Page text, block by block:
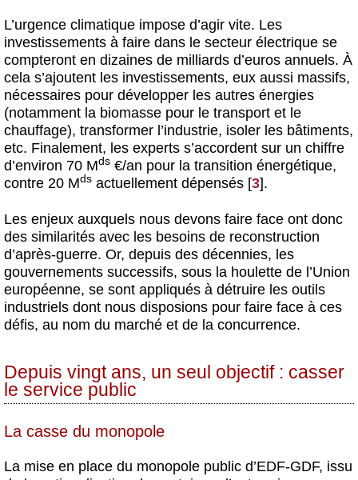
L’urgence climatique impose d’agir vite. Les
investissements à faire dans le secteur électrique se
compteront en dizaines de milliards d’euros annuels. À
cela s’ajoutent les investissements, eux aussi massifs,
nécessaires pour développer les autres énergies
(notamment la biomasse pour le transport et le
chauffage), transformer l’industrie, isoler les bâtiments,
etc. Finalement, les experts s’accordent sur un chiffre
d’environ 70 Mds €/an pour la transition énergétique,
contre 20 Mds actuellement dépensés [3].
Les enjeux auxquels nous devons faire face ont donc
des similarités avec les besoins de reconstruction
d’après-guerre. Or, depuis des décennies, les
gouvernements successifs, sous la houlette de l’Union
européenne, se sont appliqués à détruire les outils
industriels dont nous disposions pour faire face à ces
défis, au nom du marché et de la concurrence.
Depuis vingt ans, un seul objectif : casser
le service public
La casse du monopole
La mise en place du monopole public d’EDF-GDF, issu